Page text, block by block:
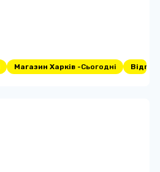
Магазин Харків -Сьогодні